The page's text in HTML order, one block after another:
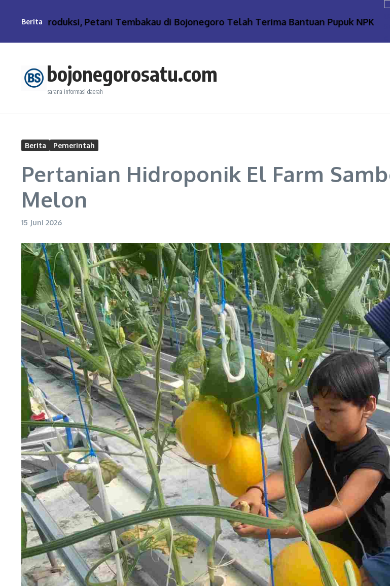
Berita
Produksi, Petani Tembakau di Bojonegoro Telah Terima Bantuan Pupuk NPK
bojonegorosatu.com
sarana informasi daerah
Berita Pemerintah
Pertanian Hidroponik El Farm
Melon
15 Juni 2026